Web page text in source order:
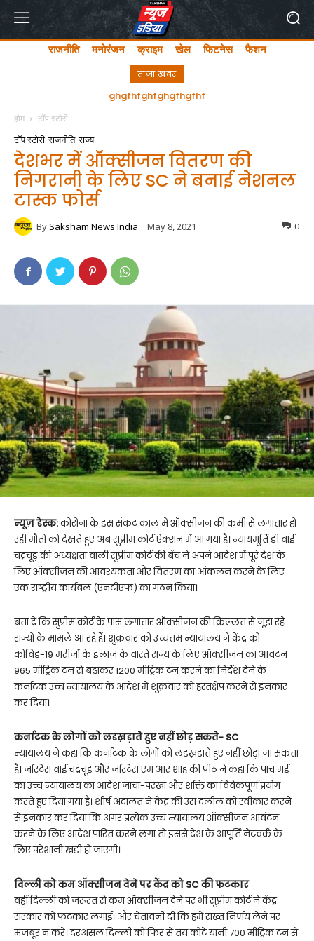
राजनीति मनोरंजन क्राइम खेल फिटनेस फैशन
ताजा खबर
ghgfhfghfghgfhgfhf
होम टॉप स्टोरी
टॉप स्टोरी राजनीति राज्य
देशभर में ऑक्सीजन वितरण की
निगरानी के लिए SC ने बनाई नेशनल
टास्क फोर्स
By Saksham News India May 8, 2021 0
न्यूज़ डेस्क:कोरोना के इस संकट काल में ऑक्सीजन की कमी से लगातार हो
रही मौतों को देखते हुए अब सुप्रीम कोर्ट ऐक्शन में आ गया है। न्यायमूर्ति डी वाई
चंद्रचूड़ की अध्यक्षता वाली सुप्रीम कोर्ट की बेंच ने अपने आदेश में पूरे देश के
लिए ऑक्सीजन की आवश्यकता और वितरण का आंकलन करने के लिए
एक राष्ट्रीय कार्यबल (एनटीएफ) का गठन किया।
बता दें कि सुप्रीम कोर्ट के पास लगातार ऑक्सीजन की किल्लत से जूझ रहे
राज्यों के मामले आ रहे हैं। शुक्रवार को उच्चतम न्यायालय ने केंद्र को
कोविड-19 मरीजों के इलाज के वास्ते राज्य के लिए ऑक्सीजन का आवंटन
965 मीट्रिक टन से बढ़ाकर 1200 मीट्रिक टन करने का निर्देश देने के
कर्नाटक उच्च न्यायालय के आदेश में शुक्रवार को हस्तक्षेप करने से इनकार
कर दिया।
कर्नाटक के लोगों को लडख़ड़ाते हुए नहीं छोड़ सकते- SC
न्यायालय ने कहा कि कर्नाटक के लोगों को लडख़ड़ाते हुए नहीं छोड़ा जा सकता
है। जस्टिस वाई चंद्रचूड़ और जस्टिस एम आर शाह की पीठ ने कहा कि पांच मई
का उच्च न्यायालय का आदेश जांचा-परखा और शक्ति का विवेकपूर्ण प्रयोग
करते हुए दिया गया है। शीर्ष अदालत ने केंद्र की उस दलील को स्वीकार करने
से इनकार कर दिया कि अगर प्रत्येक उच्च न्यायालय ऑक्सीजन आवंटन
करने के लिए आदेश पारित करने लगा तो इससे देश के आपूर्ति नेटवर्क के
लिए परेशानी खड़ी हो जाएगी।
दिल्ली को कम ऑक्सीजन देने पर केंद्र को SC की फटकार
वहीं दिल्ली को जरूरत से कम ऑक्सीजन देने पर भी सुप्रीम कोर्ट ने केंद्र
सरकार को फटकार लगाई। और चेतावनी दी कि हमें सख्त निर्णय लेने पर
मजबूर न करें। दरअसल दिल्ली को फिर से तय कोटे यानी 700 मीट्रिक टन से